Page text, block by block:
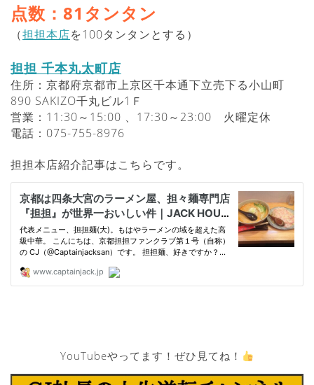
点数：81タンタン
（担担本店を100タンタンとする）
担担 千本丸太町店
住所：京都府京都市上京区千本通下立売下る小山町
890 SAKIZO千丸ビル1Ｆ
営業：11:30～15:00 、17:30～23:00 火曜定休
電話：075-755-8976
担担本店紹介記事はこちらです。
YouTubeやってます！ぜひ見てね！